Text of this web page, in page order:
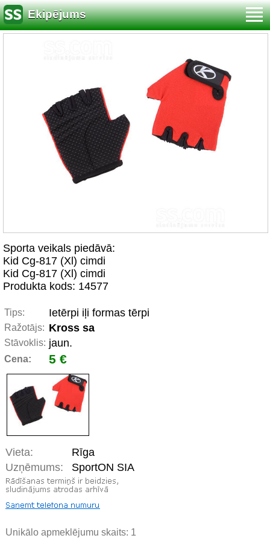
Ekipējums
Sporta veikals piedāvā:
Kid Cg-817 (Xl) cimdi
Kid Cg-817 (Xl) cimdi
Produkta kods: 14577
Tips: Ietērpi iļi formas tērpi
Ražotājs: Kross sa
Stāvoklis: jaun.
Cena: 5 €
Vieta:
Rīga
Uzņēmums:
SportON SIA
Unikālo apmeklējumu skaits: 1